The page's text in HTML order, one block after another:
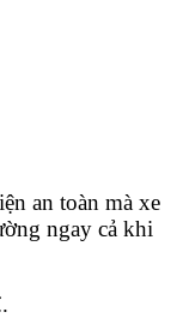
an toàn mà xe
ngay cả khi